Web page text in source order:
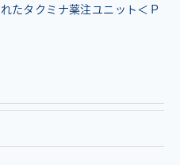
たタクミナ薬注ユニット＜Ｐ